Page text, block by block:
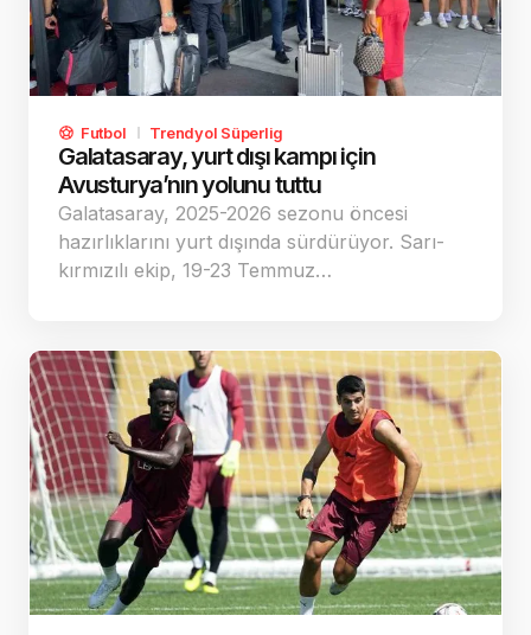
Futbol Trendyol Süperlig
Galatasaray, yurt dışı kampı için
Avusturya’nın yolunu tuttu
Galatasaray, 2025-2026 sezonu öncesi
hazırlıklarını yurt dışında sürdürüyor. Sarı-
kırmızılı ekip, 19-23 Temmuz…